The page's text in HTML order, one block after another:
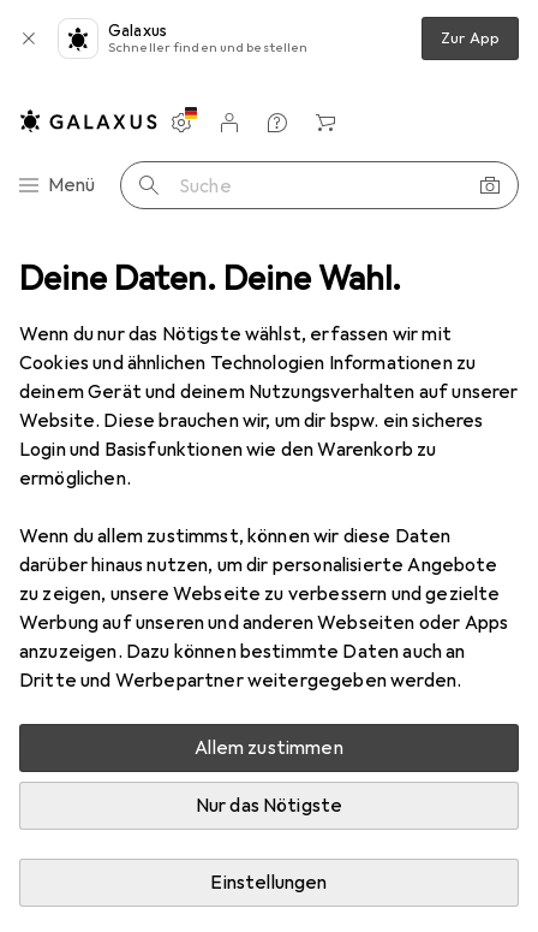
Deine Daten. Deine Wahl.
Wenn du nur das Nötigste wählst, erfassen wir mit
Cookies und ähnlichen Technologien Informationen zu
deinem Gerät und deinem Nutzungsverhalten auf unserer
Website. Diese brauchen wir, um dir bspw. ein sicheres
Login und Basisfunktionen wie den Warenkorb zu
ermöglichen.
Wenn du allem zustimmst, können wir diese Daten
darüber hinaus nutzen, um dir personalisierte Angebote
zu zeigen, unsere Webseite zu verbessern und gezielte
Werbung auf unseren und anderen Webseiten oder Apps
anzuzeigen. Dazu können bestimmte Daten auch an
Dritte und Werbepartner weitergegeben werden.
Allem zustimmen
Nur das Nötigste
Einstellungen
Galaxus
Schneller finden und bestellen Zur App
Navigation nach Kategorien
Menü Suche
Einstellungen
Kundenkonto
Vergleichslisten
Merklisten
Warenkorb
Lilliputiens
Kategorien anzeigen
Diese Marke gefällt mir